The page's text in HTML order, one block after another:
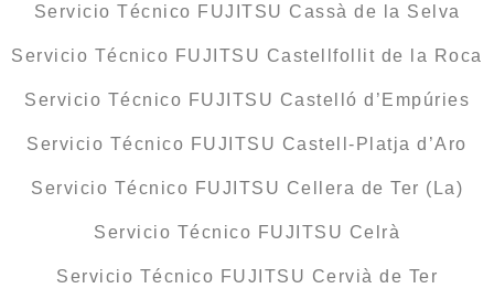
Servicio Técnico FUJITSU Cassà de la Selva
Servicio Técnico FUJITSU Castellfollit de la Roca
Servicio Técnico FUJITSU Castelló d’Empúries
Servicio Técnico FUJITSU Castell-Platja d’Aro
Servicio Técnico FUJITSU Cellera de Ter (La)
Servicio Técnico FUJITSU Celrà
Servicio Técnico FUJITSU Cervià de Ter